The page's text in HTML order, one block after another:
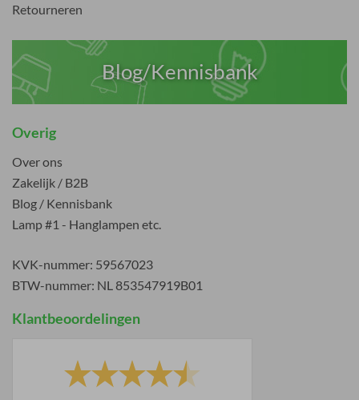
Retourneren
Blog/Kennisbank
Overig
Over ons
Zakelijk / B2B
Blog / Kennisbank
Lamp #1 - Hanglampen etc.
KVK-nummer: 59567023
BTW-nummer: NL 853547919B01
Klantbeoordelingen